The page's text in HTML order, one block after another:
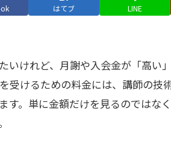
はてブ LINE
いけれど、月謝や入会金が「高い
受けるための料金には、講師の技
す。単に金額だけを見るのではな